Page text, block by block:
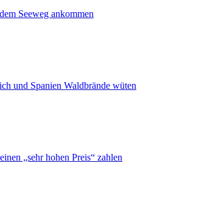
Seeweg ankommen
und Spanien Waldbrände wüten
„sehr hohen Preis“ zahlen